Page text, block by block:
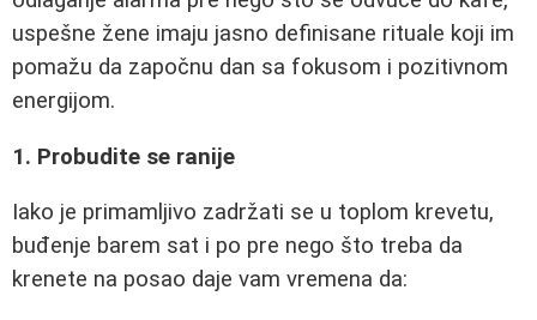
uspešne žene imaju jasno definisane rituale koji im
pomažu da započnu dan sa fokusom i pozitivnom
energijom.
1. Probudite se ranije
Iako je primamljivo zadržati se u toplom krevetu,
buđenje barem sat i po pre nego što treba da
krenete na posao daje vam vremena da: